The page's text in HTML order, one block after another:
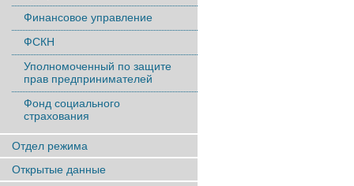
Финансовое управление
ФСКН
Уполномоченный по защите
прав предпринимателей
Фонд социального
страхования
Отдел режима
Открытые данные